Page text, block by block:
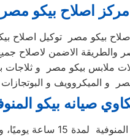
مركز اصلاح بيكو مصر
بيكو مصر توكيل اصلاح
والطريقة الاضمن لاصلاح
ملابس بيكو مصر و ثلاجات
صيانه بيكو
يوميًا، وطوال أسبوع (15/7)